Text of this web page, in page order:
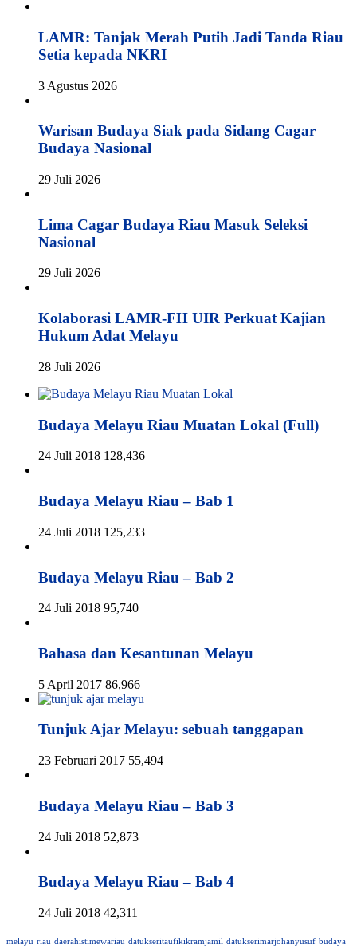
LAMR: Tanjak Merah Putih Jadi Tanda Riau
Setia kepada NKRI
3 Agustus 2026
Warisan Budaya Siak pada Sidang Cagar
Budaya Nasional
29 Juli 2026
Lima Cagar Budaya Riau Masuk Seleksi
Nasional
29 Juli 2026
Kolaborasi LAMR-FH UIR Perkuat Kajian
Hukum Adat Melayu
28 Juli 2026
Budaya Melayu Riau Muatan Lokal (Full)
24 Juli 2018 128,436
Budaya Melayu Riau – Bab 1
24 Juli 2018 125,233
Budaya Melayu Riau – Bab 2
24 Juli 2018 95,740
Bahasa dan Kesantunan Melayu
5 April 2017 86,966
Tunjuk Ajar Melayu: sebuah tanggapan
23 Februari 2017 55,494
Budaya Melayu Riau – Bab 3
24 Juli 2018 52,873
Budaya Melayu Riau – Bab 4
24 Juli 2018 42,311
melayu riau daerahistimewariau datukseritaufikikramjamil datukserimarjohanyusuf budaya